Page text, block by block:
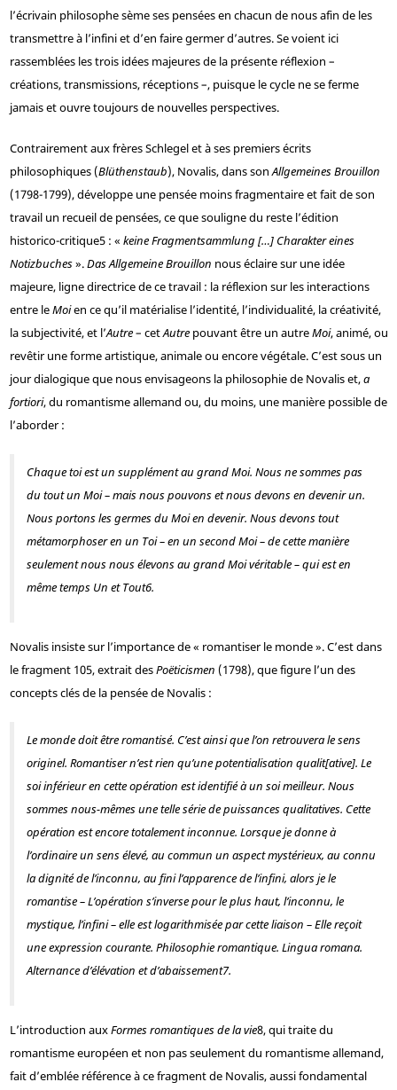
l’écrivain philosophe sème ses pensées en chacun de nous afin de les
transmettre à l’infini et d’en faire germer d’autres. Se voient ici
rassemblées les trois idées majeures de la présente réflexion –
créations, transmissions, réceptions –, puisque le cycle ne se ferme
jamais et ouvre toujours de nouvelles perspectives.
Contrairement aux frères Schlegel et à ses premiers écrits
philosophiques (Blüthenstaub), Novalis, dans sonAllgemeines Brouillon
(1798-1799), développe une pensée moins fragmentaire et fait de son
travail un recueil de pensées, ce que souligne du reste l’édition
historico-critique5: « keine Fragmentsammlung […] Charakter eines
Notizbuches».Das Allgemeine Brouillon nous éclaire sur une idée
majeure, ligne directrice de ce travail : la réflexion sur les interactions
entre leMoien ce qu’il matérialise l’identité, l’individualité, la créativité,
la subjectivité, et l’Autre– cetAutrepouvant être un autreMoi, animé, ou
revêtir une forme artistique, animale ou encore végétale. C’est sous un
jour dialogique que nous envisageons la philosophie de Novalis et,a
fortiori, du romantisme allemand ou, du moins, une manière possible de
l’aborder :
Chaque toi est un supplément au grand Moi. Nous ne sommes pas
du tout un Moi – mais nous pouvons et nous devons en devenir un.
Nous portons les germes du Moi en devenir. Nous devons tout
métamorphoser en un Toi – en un second Moi – de cette manière
seulement nous nous élevons au grand Moi véritable – qui est en
même temps Un et Tout6.
Novalis insiste sur l’importance de « romantiser le monde ». C’est dans
le fragment 105, extrait desPoëticismen (1798), que figure l’un des
concepts clés de la pensée de Novalis :
Le monde doit être romantisé. C’est ainsi que l’on retrouverale sens
originel. Romantiser n’est rien qu’unepotentialisation qualit[ative]. Le
soi inférieur en cette opération est identifié à un soi meilleur. Nous
sommes nous-mêmes une telle série de puissances qualitatives. Cette
opération est encoretotalement inconnue. Lorsque je donne à
l’ordinaire un sens élevé, au commun un aspect mystérieux, au connu
la dignité de l’inconnu, au fini l’apparence de l’infini, alors je le
romantise – L’opération s’inverse pour le plus haut, l’inconnu, le
mystique, l’infini – elle est logarithmisée par cette liaison – Elle reçoit
une expression courante. Philosophie romantique. Lingua romana.
Alternance d’élévation et d’abaissement7.
L’introduction auxFormes romantiques de la vie8, qui traite du
romantisme européen et non pas seulement du romantisme allemand,
fait d’emblée référence à ce fragment de Novalis, aussi fondamental